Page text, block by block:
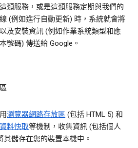
類服務，或是這類服務定期與我們的
(例如進行自動更新) 時，系統就會將
及安裝資訊 (例如作業系統類型和應
號碼) 傳送給 Google。
瀏覽器網路存放區 (包括 HTML 5) 和
料快取等機制，收集資訊 (包括個人
其儲存在您的裝置本機中。